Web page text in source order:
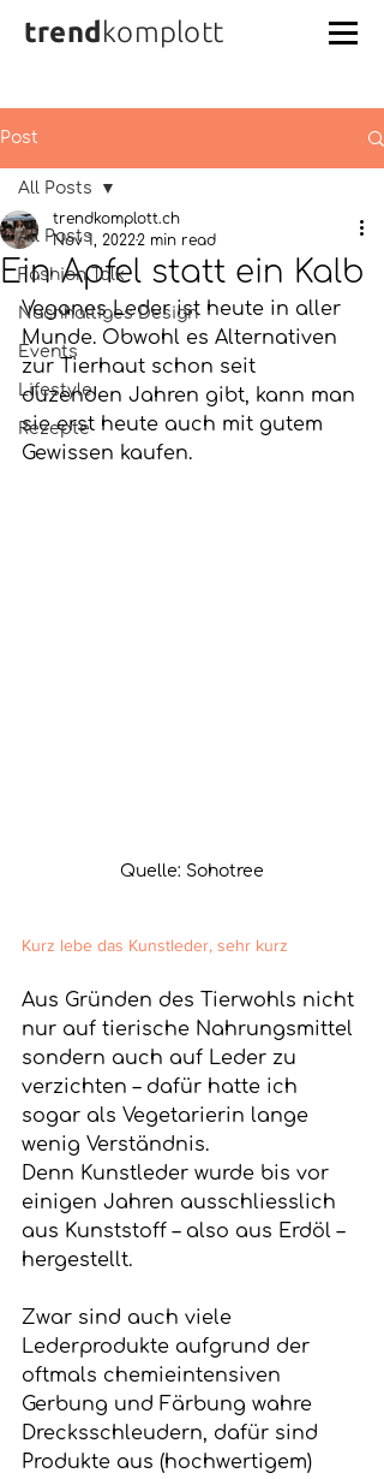
trend komplott
Post
All Posts
Fashion Talk
Nachhaltiges Design
Events
Lifestyle
Rezepte
All Posts
Ein Apfel statt ein Kalb
trendkomplott.ch
Nov 1, 20222 min read
Veganes Leder ist heute in aller
Munde. Obwohl es Alternativen
zur Tierhaut schon seit
duzenden Jahren gibt, kann man
sie erst heute auch mit gutem
Gewissen kaufen.
Quelle: Sohotree
Kurz lebe das Kunstleder, sehr kurz
Aus Gründen des Tierwohls nicht
nur auf tierische Nahrungsmittel
sondern auch auf Leder zu
verzichten – dafür hatte ich
sogar als Vegetarierin lange
wenig Verständnis.
Denn Kunstleder wurde bis vor
einigen Jahren ausschliesslich
aus Kunststoff – also aus Erdöl –
hergestellt.
Zwar sind auch viele
Lederprodukte aufgrund der
oftmals chemieintensiven
Gerbung und Färbung wahre
Drecksschleudern, dafür sind
Produkte aus (hochwertigem)